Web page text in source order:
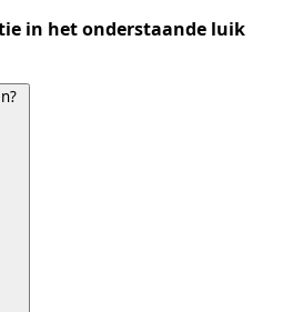
in het onderstaande luik